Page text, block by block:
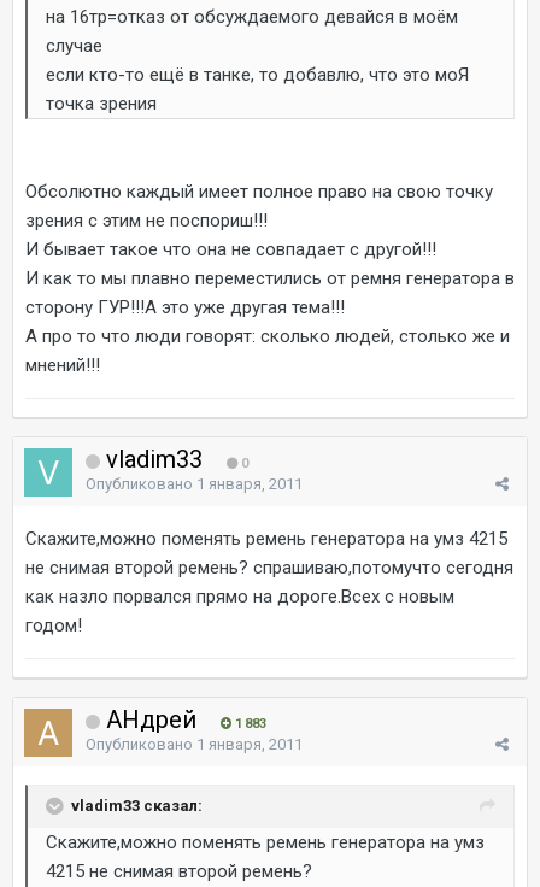
на 16тр=отказ от обсуждаемого девайся в моём
случае
если кто-то ещё в танке, то добавлю, что это моЯ
точка зрения
Обсолютно каждый имеет полное право на свою точку
зрения с этим не поспориш!!!
И бывает такое что она не совпадает с другой!!!
И как то мы плавно переместились от ремня генератора в
сторону ГУР!!!А это уже другая тема!!!
А про то что люди говорят: сколько людей, столько же и
мнений!!!
vladim33 0
Опубликовано 1 января, 2011
Скажите,можно поменять ремень генератора на умз 4215
не снимая второй ремень? спрашиваю,потомучто сегодня
как назло порвался прямо на дороге.Всех с новым
годом!
AHдрей 1 883
Опубликовано 1 января, 2011
vladim33 сказал:
Скажите,можно поменять ремень генератора на умз
4215 не снимая второй ремень?